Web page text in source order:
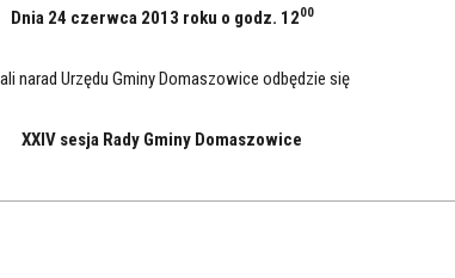
Dnia 24 czerwca 2013 roku o godz. 1200
narad Urzędu Gminy Domaszowice odbędzie się
XXIV sesja Rady Gminy Domaszowice